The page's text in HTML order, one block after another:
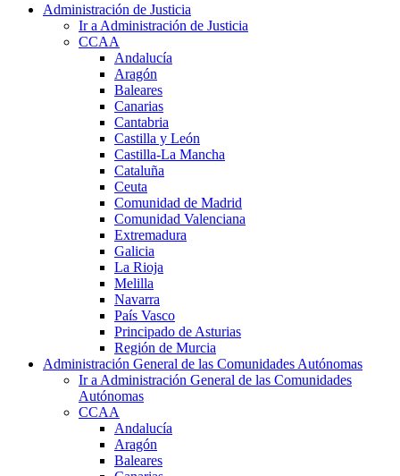
Administración de Justicia
Ir a Administración de Justicia
CCAA
Andalucía
Aragón
Baleares
Canarias
Cantabria
Castilla y León
Castilla-La Mancha
Cataluña
Ceuta
Comunidad de Madrid
Comunidad Valenciana
Extremadura
Galicia
La Rioja
Melilla
Navarra
País Vasco
Principado de Asturias
Región de Murcia
Administración General de las Comunidades Autónomas
Ir a Administración General de las Comunidades
Autónomas
CCAA
Andalucía
Aragón
Baleares